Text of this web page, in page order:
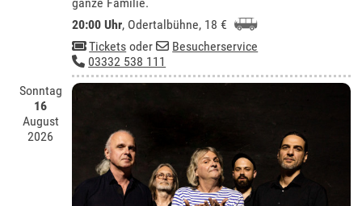
20:00 Uhr, Odertalbühne, 18 €
Tickets oder
Besucherservice
03332 538 111
Sonntag
16
August
2026